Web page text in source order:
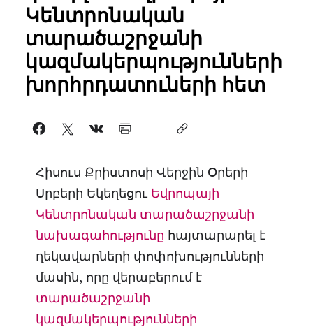
Կենտրոնական
տարածաշրջանի
կազմակերպությունների
խորհրդատուների հետ
Հիսուս Քրիստոսի Վերջին Օրերի
Սրբերի Եկեղեցու Եվրոպայի
Կենտրոնական տարածաշրջանի
նախագահությունը հայտարարել է
ղեկավարների փոփոխությունների
մասին, որը վերաբերում է
տարածաշրջանի
կազմակերպությունների